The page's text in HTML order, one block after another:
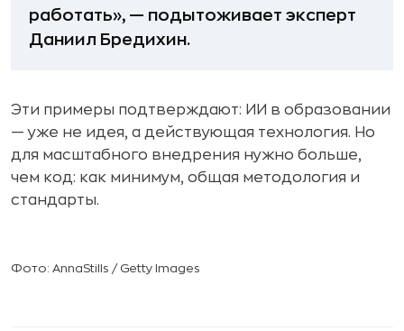
работать», — подытоживает эксперт
Даниил Бредихин.
Эти примеры подтверждают: ИИ в образовании
— уже не идея, а действующая технология. Но
для масштабного внедрения нужно больше,
чем код: как минимум, общая методология и
стандарты.
Фото: AnnaStills / Getty Images